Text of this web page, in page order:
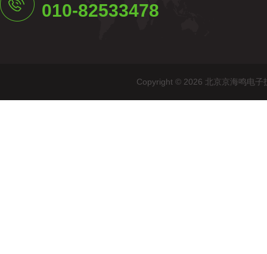
010-82533478
Copyright © 2026 北京京海鸣电